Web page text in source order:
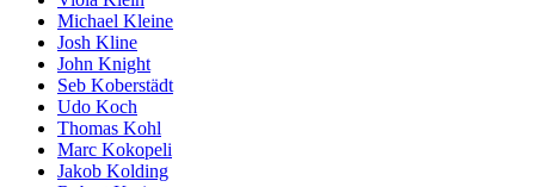
Michael Kleine
Josh Kline
John Knight
Seb Koberstädt
Udo Koch
Thomas Kohl
Marc Kokopeli
Jakob Kolding